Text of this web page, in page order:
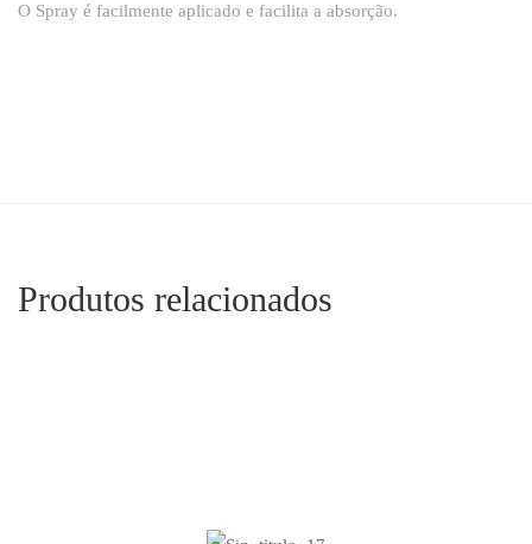
O Spray é facilmente aplicado e facilita a absorção.
Produtos relacionados